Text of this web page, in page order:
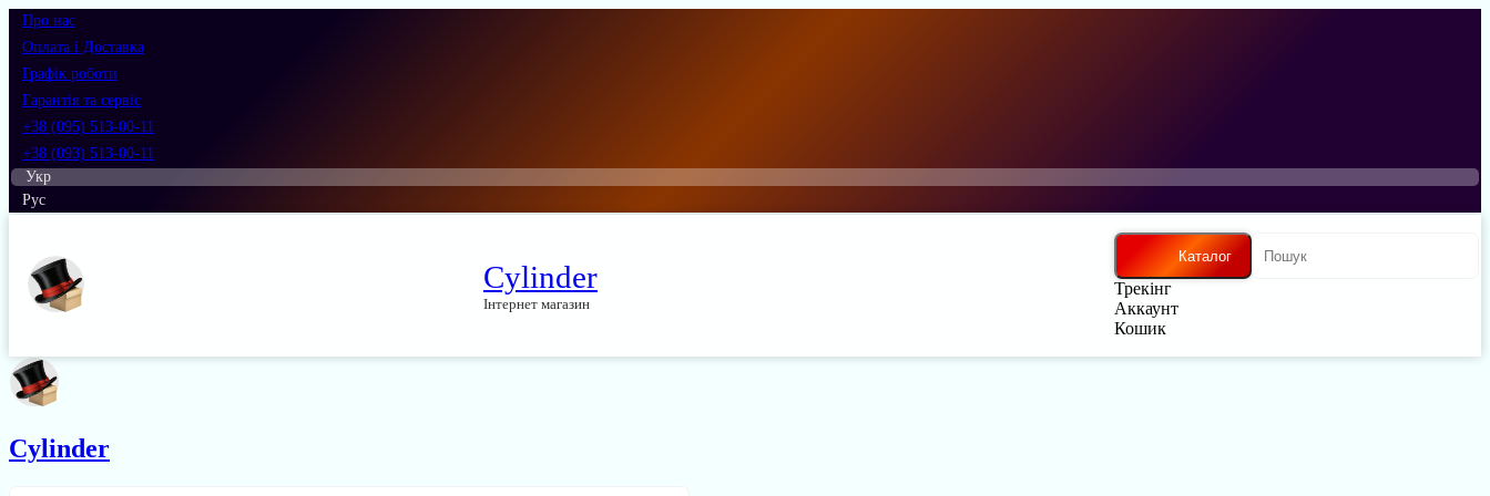
Про нас
Оплата і Доставка
Графік роботи
Гарантія та сервіс
+38 (095) 513-00-11
+38 (093) 513-00-11
Укр
Рус
Cylinder
Інтернет магазин
Каталог
Трекінг
Аккаунт
Кошик
Cylinder